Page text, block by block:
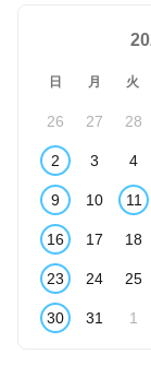
日 月 火
26 27 28
2 3 4
9 10 11
16 17 18
23 24 25
30 31 1